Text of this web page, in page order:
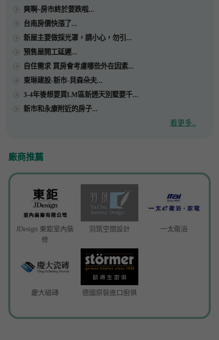
爽啊~房市終於要跌啦...
台南房價快漲了...
新屋主要做採光罩，請小心，勿引...
預售屋開工延遲...
自住需求 買房會考慮哪些外在因素...
東琳建設-新市-貝森朵夫...
3-4年後想要買LM區新透天別墅要千...
新市和永康附近的房子...
看更多..
廠商推薦
JDesign 東鉅室內裝
修
羽筑空間設計 一太衛浴
慶大磁磚 德國原裝進口廚俱